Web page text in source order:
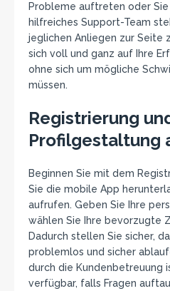
Probleme auftreten oder Sie
hilfreiches Support-Team
jeglichen Anliegen zur Seite
sich voll und ganz auf Ihre
ohne sich um mögliche
müssen.
Registrierung
Profilgestaltung
Beginnen Sie mit dem
Sie die mobile App
aufrufen. Geben Sie Ihre
wählen Sie Ihre bevorzugte
Dadurch stellen Sie sicher,
problemlos und sicher
durch die Kundenbetreuung
verfügbar, falls Fragen